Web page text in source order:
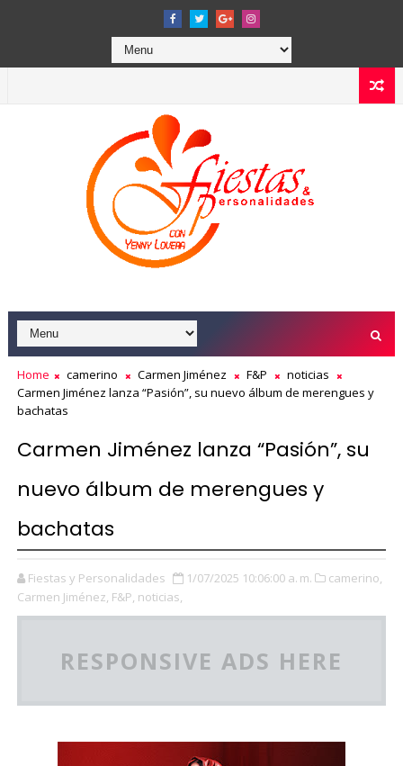
Home camerino Carmen Jiménez F&P
noticias
Carmen Jiménez lanza “Pasión”, su nuevo álbum de merengues y
bachatas
Carmen Jiménez lanza “Pasión”, su
nuevo álbum de merengues y
bachatas
Fiestas y Personalidades 1/07/2025 10:06:00 a. m.
camerino,
Carmen Jiménez, F&P, noticias,
RESPONSIVE ADS HERE